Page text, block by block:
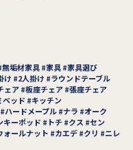
無垢材家具 家具
家具選び
け 2人掛け
ラウンドテーブル
ェア 板座チェア 張座チェア
ベッド
キッチン
ハードメープル ナラ
オーク
キーポッド トチ クス
セン
ォールナット カエデ クリ
ニレ